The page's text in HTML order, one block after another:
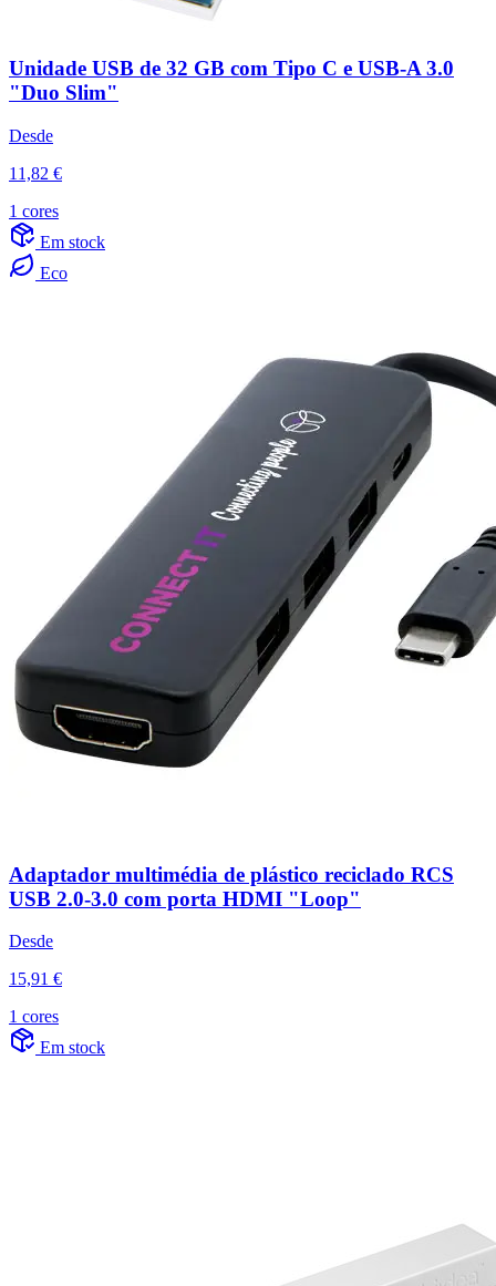
Unidade USB de 32 GB com Tipo C e USB-A 3.0
"Duo Slim"
Desde
11,82 €
1 cores
Em stock
Eco
Adaptador multimédia de plástico reciclado RCS
USB 2.0-3.0 com porta HDMI "Loop"
Desde
15,91 €
1 cores
Em stock